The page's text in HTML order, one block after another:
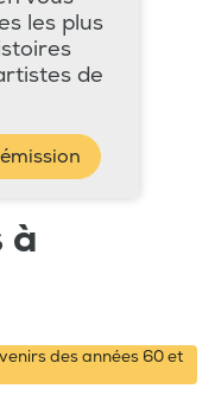
les plus
de
à
des années 60 et